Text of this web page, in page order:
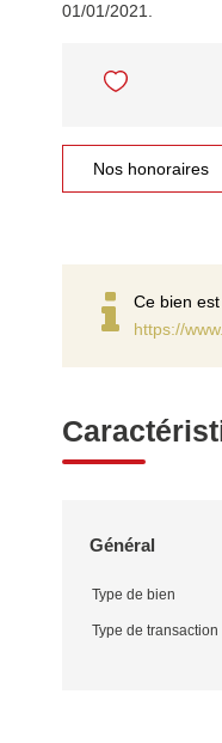
01/01/2021.
Nos honoraires
Ce bien
https://
Général
Type de bien
Type de transaction